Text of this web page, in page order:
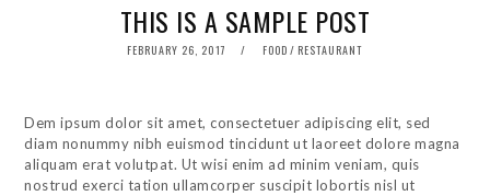
THIS IS A SAMPLE POST
POSTED
FEBRUARY 26, 2017 FOOD / RESTAURANT
Dem ipsum dolor sit amet, consectetuer adipiscing elit, sed
diam nonummy nibh euismod tincidunt ut laoreet dolore magna
aliquam erat volutpat. Ut wisi enim ad minim veniam, quis
nostrud exerci tation ullamcorper suscipit lobortis nisl ut